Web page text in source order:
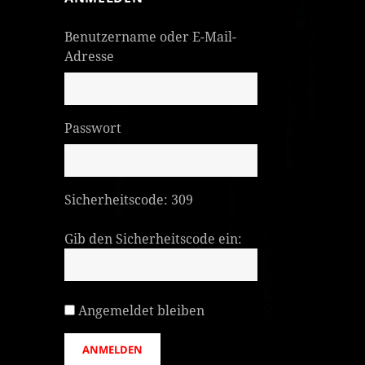
Benutzername oder E-Mail-
Adresse
Passwort
Sicherheitscode: 309
Gib den Sicherheitscode ein:
Angemeldet bleiben
ANMELDEN